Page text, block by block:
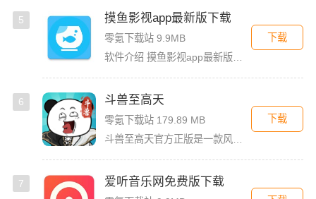
5 摸鱼影视app最新版下载
零氪下载站 9.9MB
软件介绍 摸鱼影视app最新版是一款免费的影视看剧软件，拥有简洁的界面UI，用户登录首页就能看见诸多精彩的
下载
6 斗兽至高天
零氪下载站 179.89 MB
下载
7 爱听音乐网免费版下载